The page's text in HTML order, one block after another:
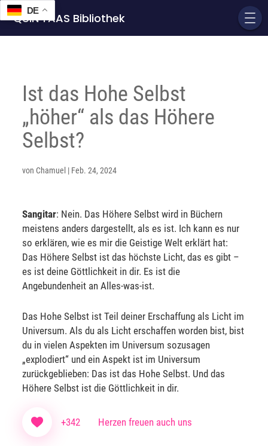
QUIN'TAAS Bibliothek
Ist das Hohe Selbst
„höher“ als das Höhere
Selbst?
vonChamuel | Feb. 24, 2024
Sangitar: Nein. Das Höhere Selbst wird in Büchern
meistens anders dargestellt, als es ist. Ich kann es nur
so erklären, wie es mir die Geistige Welt erklärt hat:
Das Höhere Selbst ist das höchste Licht, das es gibt –
es ist deine Göttlichkeit in dir. Es ist die
Angebundenheit an Alles-was-ist.
Das Hohe Selbst ist Teil deiner Erschaffung als Licht im
Universum. Als du als Licht erschaffen worden bist, bist
du in vielen Aspekten im Universum sozusagen
„explodiert“ und ein Aspekt ist im Universum
zurückgeblieben: Das ist das Hohe Selbst. Und das
Höhere Selbst ist die Göttlichkeit in dir.
+342 Herzen freuen auch uns
DE